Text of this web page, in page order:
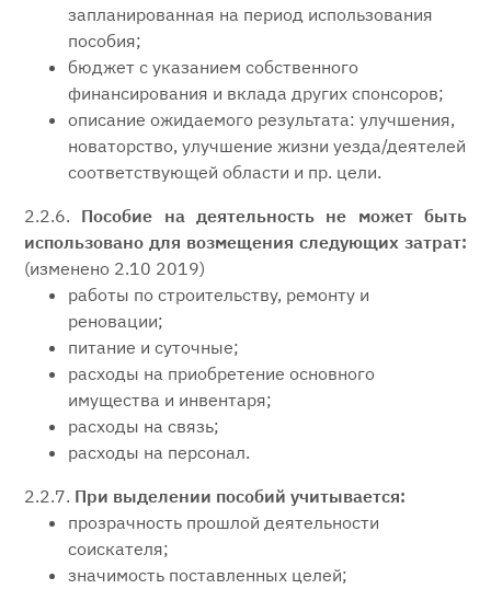
запланированная на период использования
пособия;
бюджет с указанием собственного
финансирования и вклада других спонсоров;
описание ожидаемого результата: улучшения,
новаторство, улучшение жизни уезда/деятелей
соответствующей области и пр. цели.
2.2.6. Пособие на деятельность не может быть
использовано для возмещения следующих затрат:
(изменено 2.10 2019)
работы по строительству, ремонту и
реновации;
питание и суточные;
расходы на приобретение основного
имущества и инвентаря;
расходы на связь;
расходы на персонал.
2.2.7. При выделении пособий учитывается:
прозрачность прошлой деятельности
соискателя;
значимость поставленных целей;